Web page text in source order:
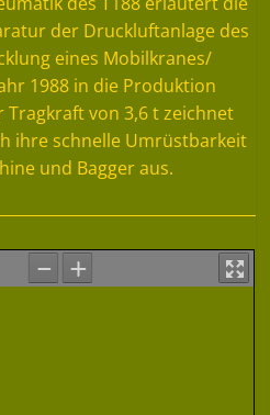
der Druckluftanlage des
eines Mobilkranes/
1988 in die Produktion
von 3,6 t zeichnet
ihre schnelle Umrüstbarkeit
und Bagger aus.